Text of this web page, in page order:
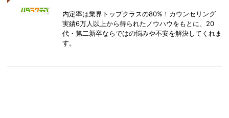
内定率は業界トップクラスの80%！カウンセリング
実績6万人以上から得られたノウハウをもとに、20
代・第二新卒ならではの悩みや不安を解決してくれま
す。